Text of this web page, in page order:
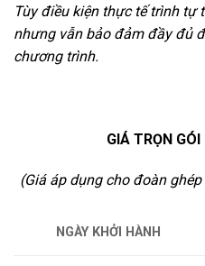
Tùy điều kiện thực tế trình tự
nhưng vẫn bảo đảm đầy đủ
chương trình.
GIÁ TRỌN GÓI
(Giá áp dụng cho đoàn
NGÀY KHỞI HÀNH